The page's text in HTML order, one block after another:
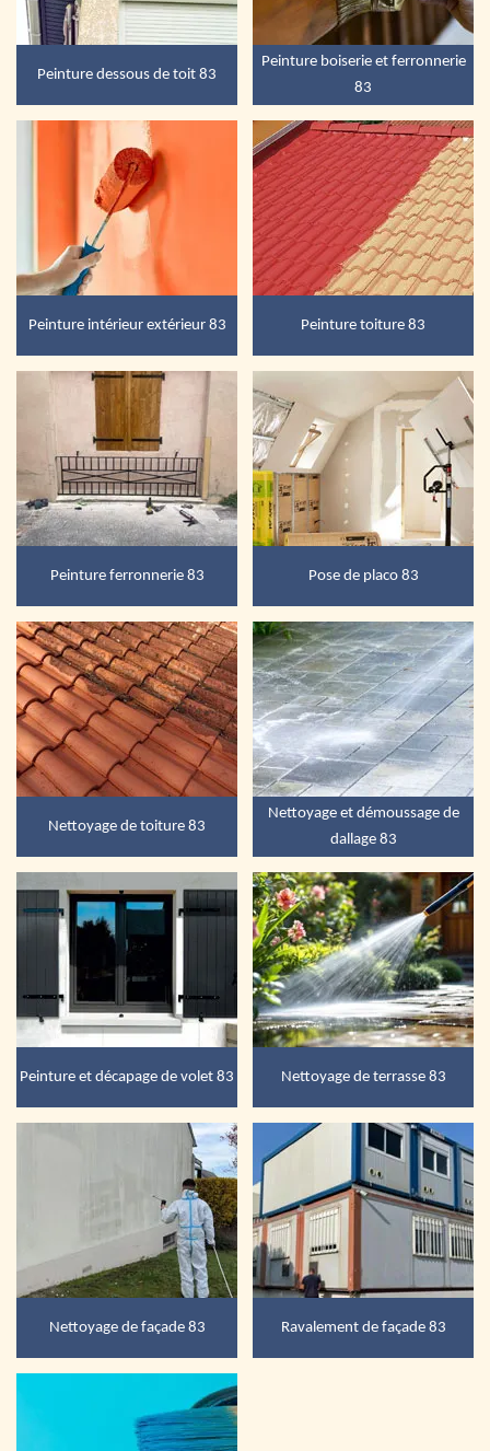
Peinture dessous de toit 83
Peinture boiserie et ferronnerie
83
Peinture intérieur extérieur 83 Peinture toiture 83
Peinture ferronnerie 83 Pose de placo 83
Nettoyage de toiture 83
Nettoyage et démoussage de
dallage 83
Peinture et décapage de volet 83 Nettoyage de terrasse 83
Nettoyage de façade 83 Ravalement de façade 83